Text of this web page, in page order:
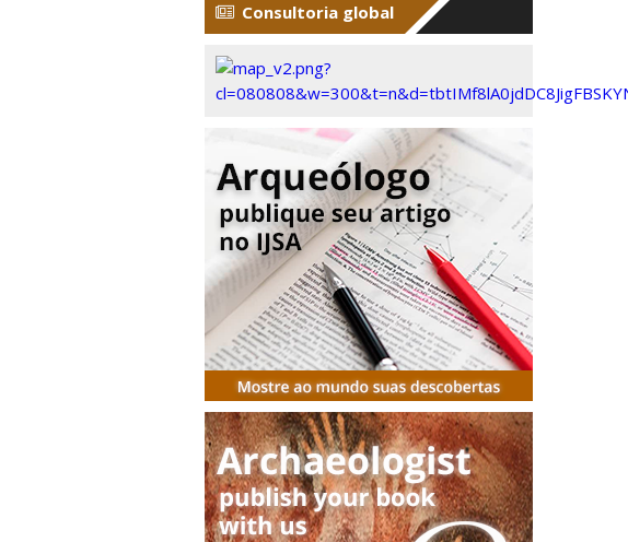
Consultoria global